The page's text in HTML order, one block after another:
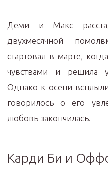
Деми и Макс
двухмесячной
стартовал в марте,
чувствами и решила
Однако к осени
говорилось о его
любовь закончилась.
Карди Би и